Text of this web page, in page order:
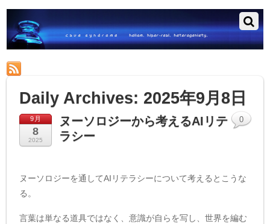
Daily Archives: 2025年9月8日
9月
8
2025
ヌーソロジーから考えるAIリテ
ラシー
ヌーソロジーを通してAIリテラシーについて考えるとこうな
る。
言葉は単なる道具ではなく、意識が自らを写し、世界を編む
0